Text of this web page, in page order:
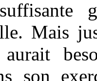
Mais
son